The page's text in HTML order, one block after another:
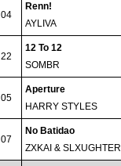
04
Renn!
AYLIVA
22
12 To 12
SOMBR
05
Aperture
HARRY STYLES
07
No Batidao
ZXKAI & SLXUGHTER